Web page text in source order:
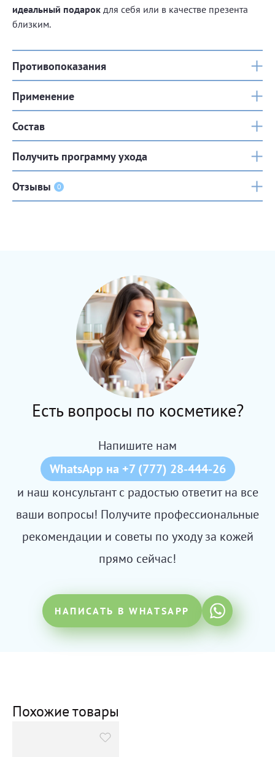
идеальный подарок для себя или в качестве презента
близким.
Противопоказания
Применение
Состав
Получить программу ухода
Отзывы 0
Есть вопросы по косметике?
Напишите нам
WhatsApp на +7 (777) 28-444-26
и наш консультант с радостью ответит на все
ваши вопросы! Получите профессиональные
рекомендации и советы по уходу за кожей
прямо сейчас!
НАПИСАТЬ В WHATSAPP
Похожие товары